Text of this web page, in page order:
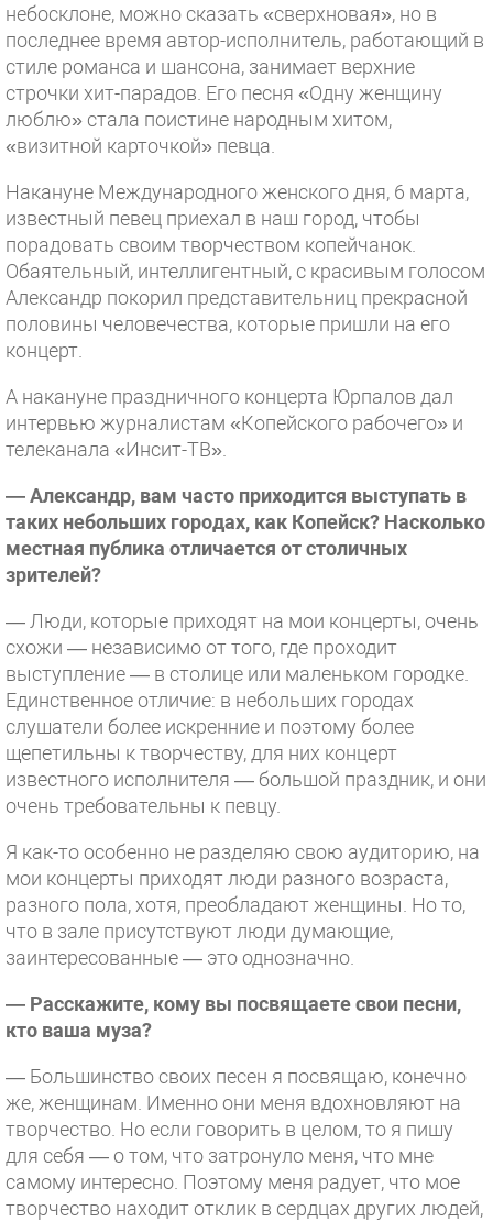
небосклоне, можно сказать «сверхновая», но в
последнее время автор-исполнитель, работающий в
стиле романса и шансона, занимает верхние
строчки хит-парадов. Его песня «Одну женщину
люблю» стала поистине народным хитом,
«визитной карточкой» певца.
Накануне Международного женского дня, 6 марта,
известный певец приехал в наш город, чтобы
порадовать своим творчеством копейчанок.
Обаятельный, интеллигентный, с красивым голосом
Александр покорил представительниц прекрасной
половины человечества, которые пришли на его
концерт.
А накануне праздничного концерта Юрпалов дал
интервью журналистам «Копейского рабочего» и
телеканала «Инсит-ТВ».
— Александр, вам часто приходится выступать в
таких небольших городах, как Копейск? Насколько
местная публика отличается от столичных
зрителей?
— Люди, которые приходят на мои концерты, очень
схожи — независимо от того, где проходит
выступление — в столице или маленьком городке.
Единственное отличие: в небольших городах
слушатели более искренние и поэтому более
щепетильны к творчеству, для них концерт
известного исполнителя — большой праздник, и они
очень требовательны к певцу.
Я как-то особенно не разделяю свою аудиторию, на
мои концерты приходят люди разного возраста,
разного пола, хотя, преобладают женщины. Но то,
что в зале присутствуют люди думающие,
заинтересованные — это однозначно.
— Расскажите, кому вы посвящаете свои песни,
кто ваша муза?
— Большинство своих песен я посвящаю, конечно
же, женщинам. Именно они меня вдохновляют на
творчество. Но если говорить в целом, то я пишу
для себя — о том, что затронуло меня, что мне
самому интересно. Поэтому меня радует, что мое
творчество находит отклик в сердцах других людей,